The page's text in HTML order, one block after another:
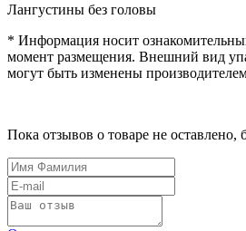
Лангустины без головы
* Информация носит
момент размещения. Внешний вид
могут быть изменены
Пока отзывов о товаре не оставлено,